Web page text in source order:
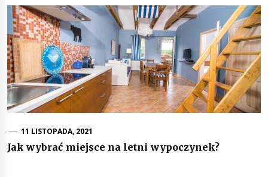
11 LISTOPADA, 2021
Jak wybrać miejsce na letni wypoczynek?